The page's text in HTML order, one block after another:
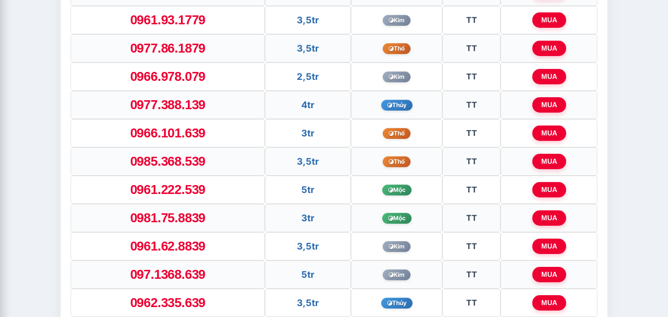
0961.93.1779 3,5tr Kim TT MUA
0977.86.1879 3,5tr Thổ TT MUA
0966.978.079 2,5tr Kim TT MUA
0977.388.139 4tr Thủy TT MUA
0966.101.639 3tr Thổ TT MUA
0985.368.539 3,5tr Thổ TT MUA
0961.222.539 5tr Mộc TT MUA
0981.75.8839 3tr Mộc TT MUA
0961.62.8839 3,5tr Kim TT MUA
097.1368.639 5tr Kim TT MUA
0962.335.639 3,5tr Thủy TT MUA